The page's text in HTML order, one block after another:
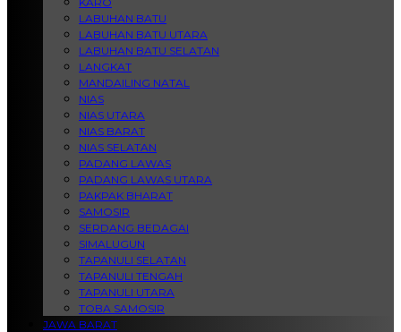
LABUHAN BATU
LABUHAN BATU UTARA
LABUHAN BATU SELATAN
LANGKAT
MANDAILING NATAL
NIAS
NIAS UTARA
NIAS BARAT
NIAS SELATAN
PADANG LAWAS
PADANG LAWAS UTARA
PAKPAK BHARAT
SAMOSIR
SERDANG BEDAGAI
SIMALUGUN
TAPANULI SELATAN
TAPANULI TENGAH
TAPANULI UTARA
TOBA SAMOSIR
JAWA BARAT